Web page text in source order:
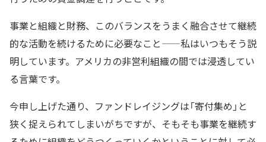
事業と組織と財務、このバランスをうまく融合させて継続
的な活動を続けるために必要なこと——私はいつもそう説
明しています。アメリカの非営利組織の間では浸透してい
る言葉です。
今申し上げた通り、ファンドレイジングは「寄付集め」と
狭く捉えられてしまいがちですが、そもそも事業を継続す